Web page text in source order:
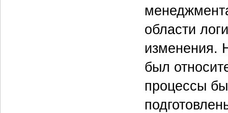
области
изменения.
был
процессы